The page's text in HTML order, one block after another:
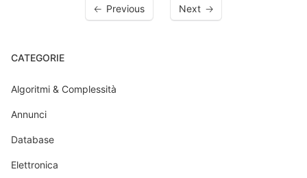
Previous Next
CATEGORIE
Algoritmi & Complessità
Annunci
Database
Elettronica